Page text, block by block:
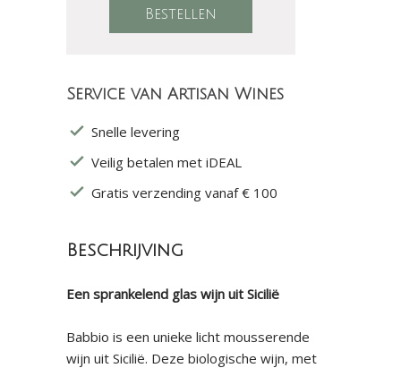
Service van Artisan Wines
Snelle levering
Veilig betalen met iDEAL
Gratis verzending vanaf € 100
Beschrijving
Een sprankelend glas wijn uit Sicilië
Babbio is een unieke licht mousserende
wijn uit Sicilië. Deze biologische wijn, met